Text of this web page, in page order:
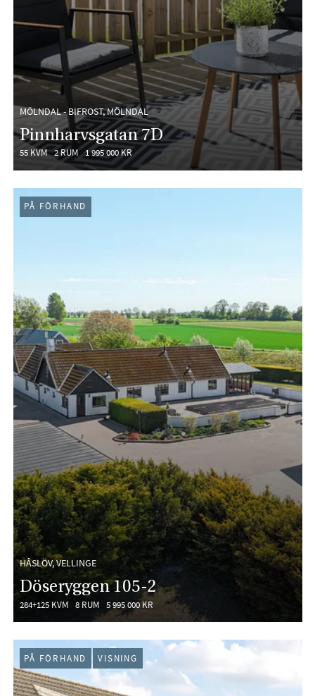
MÖLNDAL - BIFROST, MÖLNDAL
Pinnharvsgatan 7D
55 KVM 2 RUM 1 995 000 KR
HÅSLÖV, VELLINGE
Döseryggen 105-2
284+125 KVM 8 RUM 5 995 000 KR
PÅ FÖRHAND
PÅ FÖRHAND VISNING